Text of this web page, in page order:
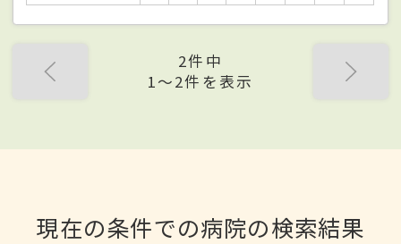
2件中
1〜2件を表示
現在の条件での病院の検索結果